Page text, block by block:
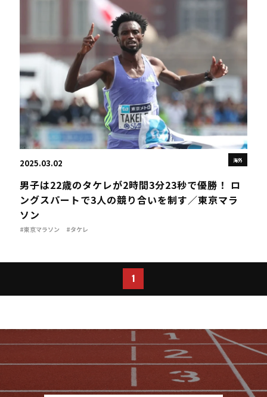
海外
2025.03.02
男子は22歳のタケレが2時間3分23秒で優勝！ ロ
ングスパートで3人の競り合いを制す／東京マラ
ソン
#東京マラソン #タケレ
1